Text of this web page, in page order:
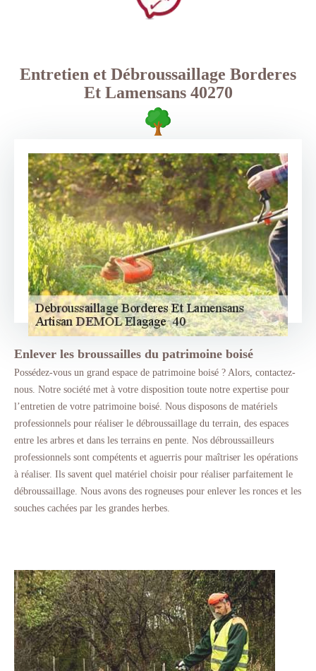
Entretien et Débroussaillage Borderes
Et Lamensans 40270
Enlever les broussailles du patrimoine boisé
Possédez-vous un grand espace de patrimoine boisé ? Alors, contactez-
nous. Notre société met à votre disposition toute notre expertise pour
l’entretien de votre patrimoine boisé. Nous disposons de matériels
professionnels pour réaliser le débroussaillage du terrain, des espaces
entre les arbres et dans les terrains en pente. Nos débroussailleurs
professionnels sont compétents et aguerris pour maîtriser les opérations
à réaliser. Ils savent quel matériel choisir pour réaliser parfaitement le
débroussaillage. Nous avons des rogneuses pour enlever les ronces et les
souches cachées par les grandes herbes.